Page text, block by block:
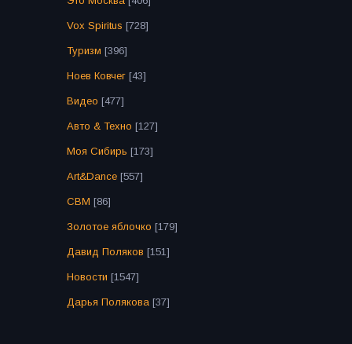
Vox Spiritus [728]
Туризм [396]
Ноев Ковчег [43]
Видео [477]
Авто & Техно [127]
Моя Сибирь [173]
Art&Dance [557]
СВМ [86]
Золотое яблочко [179]
Давид Поляков [151]
Новости [1547]
Дарья Полякова [37]